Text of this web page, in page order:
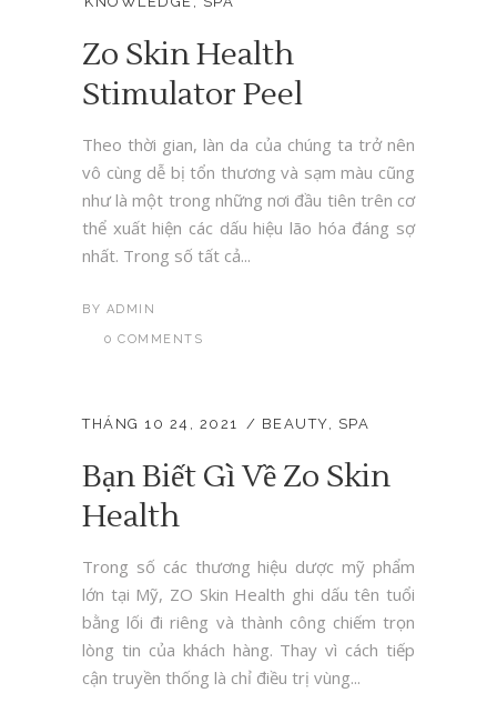
Zo Skin Health
Stimulator Peel
Theo thời gian, làn da của chúng ta trở nên
vô cùng dễ bị tổn thương và sạm màu cũng
như là một trong những nơi đầu tiên trên cơ
thể xuất hiện các dấu hiệu lão hóa đáng sợ
nhất. Trong số tất cả...
BY ADMIN
0 COMMENTS
THÁNG 10 24, 2021 BEAUTY, SPA
Bạn Biết Gì Về Zo Skin
Health
Trong số các thương hiệu dược mỹ phẩm
lớn tại Mỹ, ZO Skin Health ghi dấu tên tuổi
bằng lối đi riêng và thành công chiếm trọn
lòng tin của khách hàng. Thay vì cách tiếp
cận truyền thống là chỉ điều trị vùng...